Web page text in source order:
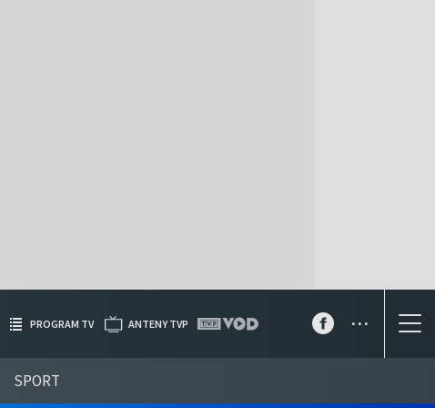
SPORT
PROGRAM TV ANTENY TVP ...